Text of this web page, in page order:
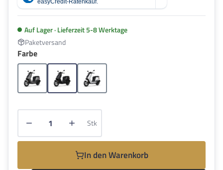
Auf Lager · Lieferzeit 5-8 Werktage
Paketversand
Farbeauswählen
Grau SchwarzWeiss
Produkt Anzahl: Gib den gewünschten
Stk
In den Warenkorb